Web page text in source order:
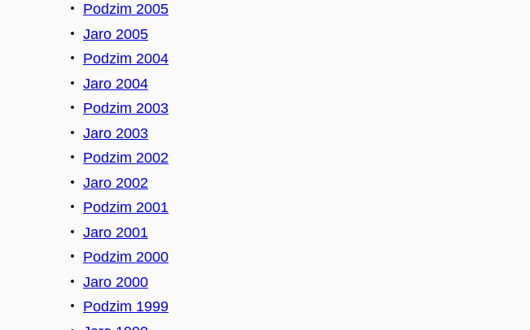
Podzim 2005
Jaro 2005
Podzim 2004
Jaro 2004
Podzim 2003
Jaro 2003
Podzim 2002
Jaro 2002
Podzim 2001
Jaro 2001
Podzim 2000
Jaro 2000
Podzim 1999